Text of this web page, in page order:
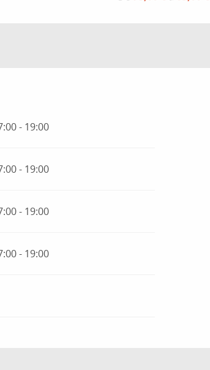
- 19:00
- 19:00
- 19:00
- 19:00